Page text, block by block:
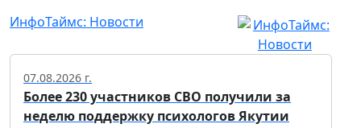
ИнфоТаймс: Новости
07.08.2026 г.
Более 230 участников СВО получили за
неделю поддержку психологов Якутии